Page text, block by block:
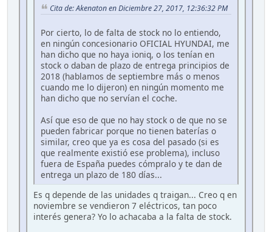
Cita de: Akenaton en Diciembre 27, 2017, 12:36:32 PM
Por cierto, lo de falta de stock no lo entiendo,
en ningún concesionario OFICIAL HYUNDAI, me
han dicho que no haya ioniq, o los tenían en
stock o daban de plazo de entrega principios de
2018 (hablamos de septiembre más o menos
cuando me lo dijeron) en ningún momento me
han dicho que no servían el coche.
Así que eso de que no hay stock o de que no se
pueden fabricar porque no tienen baterías o
similar, creo que ya es cosa del pasado (si es
que realmente existió ese problema), incluso
fuera de España puedes cómpralo y te dan de
entrega un plazo de 180 días...
Es q depende de las unidades q traigan... Creo q en
noviembre se vendieron 7 eléctricos, tan poco
interés genera? Yo lo achacaba a la falta de stock.